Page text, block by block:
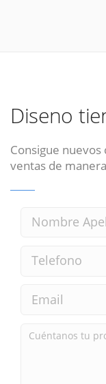
Diseno
Consigue
ventas de